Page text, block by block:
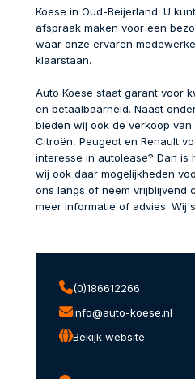
Koese in Oud-Beijerland. U
afspraak maken voor een
waar onze ervaren
klaarstaan.
Auto Koese staat garant voor
en betaalbaarheid. Naast
bieden wij ook de verkoop
Citroën, Peugeot en Renault
interesse in autolease? Dan is
wij ook daar mogelijkheden
ons langs of neem vrijblijvend
meer informatie of advies. Wij
(0)186612266
info@auto-koese.nl
Bekijk website